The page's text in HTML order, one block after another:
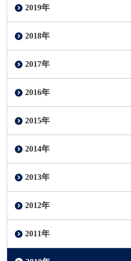
2019年
2018年
2017年
2016年
2015年
2014年
2013年
2012年
2011年